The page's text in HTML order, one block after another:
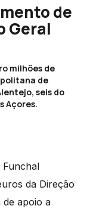
de
Geral
milhões de
de
seis do
Açores.
Funchal
da Direção
apoio a